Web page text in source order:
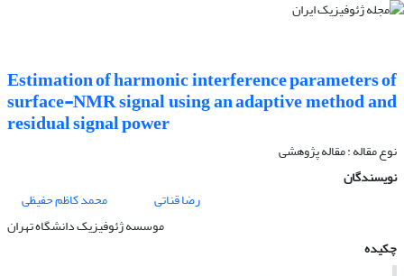
Estimation of harmonic interference parameters of
surface-NMR signal using an adaptive method and
residual signal power
نوع مقاله : مقاله پژوهشی‌
نویسندگان
رضا قناتی
محمد کاظم حفیظی
موسسه ژئوفیزیک دانشگاه تهران
چکیده